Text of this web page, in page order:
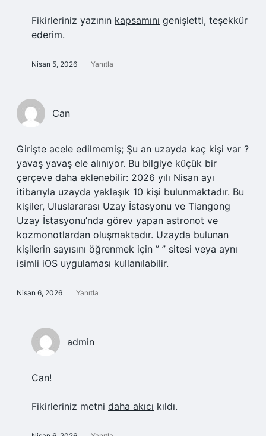
Fikirleriniz yazının kapsamını genişletti, teşekkür
ederim.
Nisan 5, 2026 Yanıtla
Can
Girişte acele edilmemiş; Şu an uzayda kaç kişi var ?
yavaş yavaş ele alınıyor. Bu bilgiye küçük bir
çerçeve daha eklenebilir: 2026 yılı Nisan ayı
itibarıyla uzayda yaklaşık 10 kişi bulunmaktadır. Bu
kişiler, Uluslararası Uzay İstasyonu ve Tiangong
Uzay İstasyonu’nda görev yapan astronot ve
kozmonotlardan oluşmaktadır. Uzayda bulunan
kişilerin sayısını öğrenmek için ” ” sitesi veya aynı
isimli iOS uygulaması kullanılabilir.
Nisan 6, 2026 Yanıtla
admin
Can!
Fikirleriniz metni daha akıcı kıldı.